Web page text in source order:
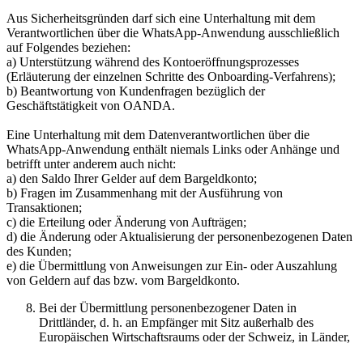
Aus Sicherheitsgründen darf sich eine Unterhaltung mit dem
Verantwortlichen über die WhatsApp-Anwendung ausschließlich
auf Folgendes beziehen:
a) Unterstützung während des Kontoeröffnungsprozesses
(Erläuterung der einzelnen Schritte des Onboarding-Verfahrens);
b) Beantwortung von Kundenfragen bezüglich der
Geschäftstätigkeit von OANDA.
Eine Unterhaltung mit dem Datenverantwortlichen über die
WhatsApp-Anwendung enthält niemals Links oder Anhänge und
betrifft unter anderem auch nicht:
a) den Saldo Ihrer Gelder auf dem Bargeldkonto;
b) Fragen im Zusammenhang mit der Ausführung von
Transaktionen;
c) die Erteilung oder Änderung von Aufträgen;
d) die Änderung oder Aktualisierung der personenbezogenen Daten
des Kunden;
e) die Übermittlung von Anweisungen zur Ein- oder Auszahlung
von Geldern auf das bzw. vom Bargeldkonto.
Bei der Übermittlung personenbezogener Daten in
Drittländer, d. h. an Empfänger mit Sitz außerhalb des
Europäischen Wirtschaftsraums oder der Schweiz, in Länder,